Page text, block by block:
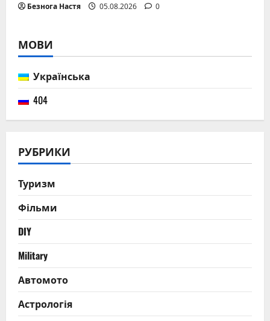
Безнога Настя 05.08.2026 0
МОВИ
Українська
404
РУБРИКИ
Туризм
Фільми
DIY
Military
Автомото
Астрологія